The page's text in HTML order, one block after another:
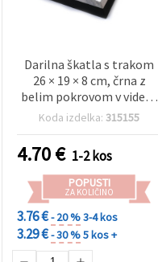
Darilna škatla s trakom
26 × 19 × 8 cm, črna z
belim pokrovom v videzu
marmorja
Koda izdelka:315155
4.70€ 1-2 kos
POPUSTI
ZA KOLIČINO
3.76 €- 20 %3-4 kos
3.29 €- 30 %5 kos +